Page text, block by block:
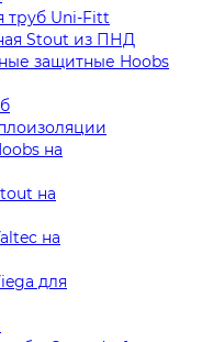
труб Uni-Fitt
Stout из ПНД
защитные Hoobs
на
на
на
для